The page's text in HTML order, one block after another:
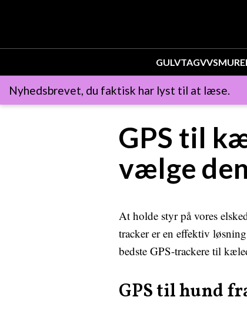
GULVTAGVVS
Nyhedsbrevet, du faktisk har lyst til at læse.
GPS til
vælge
At holde styr på vores
tracker er en effektiv
bedste GPS-trackere til
GPS til hund